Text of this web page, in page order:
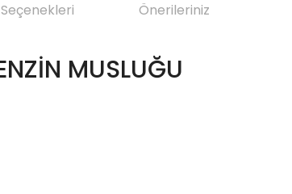
Önerileriniz
MUSLUĞU